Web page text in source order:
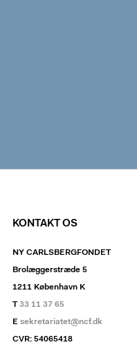
KONTAKT OS
NY CARLSBERGFONDET
Brolæggerstræde 5
1211 København K
T33 11 37 65
E sekretariatet@ncf.dk
CVR: 54065418